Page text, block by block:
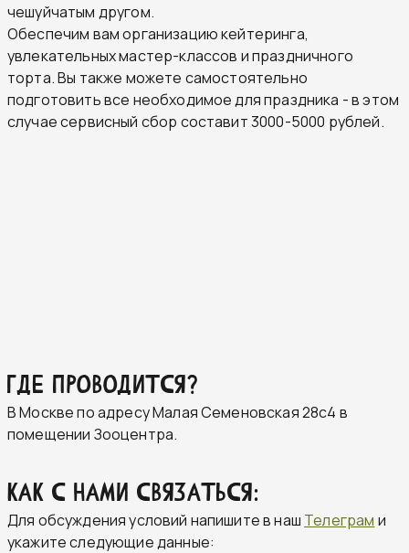
чешуйчатым другом.
Обеспечим вам организацию кейтеринга,
увлекательных мастер-классов и праздничного
торта. Вы также можете самостоятельно
подготовить все необходимое для праздника - в этом
случае сервисный сбор составит 3000-5000 рублей.
Где проводится?
В Москве по адресу Малая Семеновская 28с4 в
помещении Зооцентра.
Как с нами связаться:
Для обсуждения условий напишите в наш Телеграм и
укажите следующие данные: